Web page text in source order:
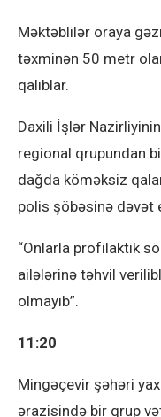
Məktəblilər oraya
təxminən 50 metr
qalıblar.
Daxili İşlər
regional qrupundan
dağda köməksiz
polis şöbəsinə dəvət
“Onlarla profilaktik
ailələrinə təhvil
olmayıb”.
11:20
Mingəçevir şəhəri
ərazisində bir qrup